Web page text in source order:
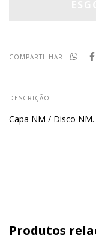
COMPARTILHAR
DESCRIÇÃO
Capa NM / Disco
Produtos